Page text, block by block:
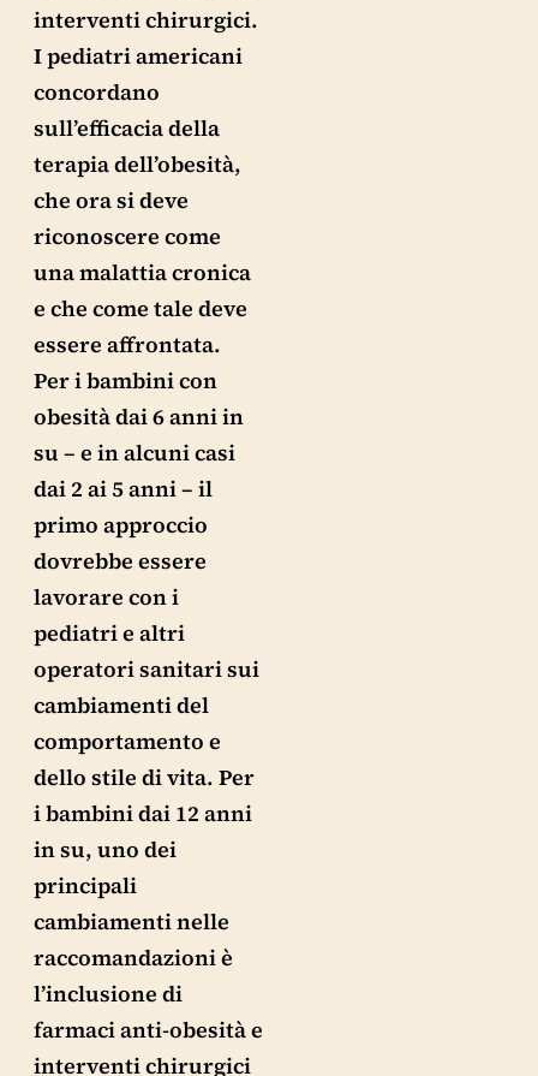
interventi chirurgici.
I pediatri americani
concordano
sull’efficacia della
terapia dell’obesità,
che ora si deve
riconoscere come
una malattia cronica
e che come tale deve
essere affrontata.
Per i bambini con
obesità dai 6 anni in
su – e in alcuni casi
dai 2 ai 5 anni – il
primo approccio
dovrebbe essere
lavorare con i
pediatri e altri
operatori sanitari sui
cambiamenti del
comportamento e
dello stile di vita. Per
i bambini dai 12 anni
in su, uno dei
principali
cambiamenti nelle
raccomandazioni è
l’inclusione di
farmaci anti-obesità e
interventi chirurgici